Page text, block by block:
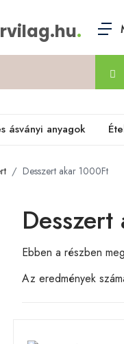
.
ásványi anyagok
Desszert akar 1000Ft
Ebben a részben
Az eredmények